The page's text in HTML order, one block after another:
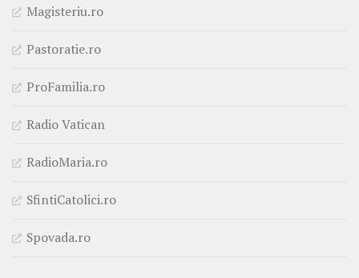
Magisteriu.ro
Pastoratie.ro
ProFamilia.ro
Radio Vatican
RadioMaria.ro
SfintiCatolici.ro
Spovada.ro